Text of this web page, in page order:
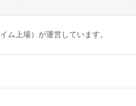
ム上場）が運営しています。